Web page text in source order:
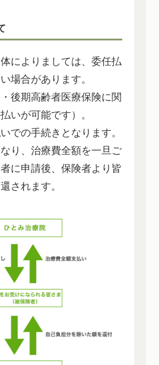
によりましては、委任払
場合があります。
・後期高齢者医療保険に関
いが可能です）。
での手続きとなります。
り、治療費全額を一旦ご
に申請後、保険者より皆
されます。